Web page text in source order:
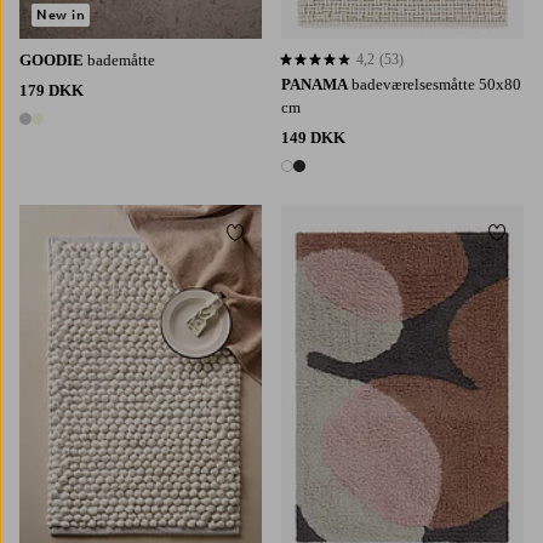
GOODIE bademåtte
179 DKK
2 farver
New in
PANAMA badeværelsesmåtte 50x80
cm
149 DKK
2 farver
4,2 baseret på 53 bedømmelser
4,2 (53)
Tilføj til favoritter Tilføj
60X90 80X120